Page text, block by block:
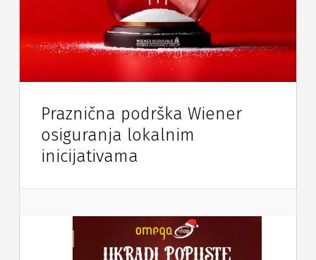
Praznična podrška Wiener
osiguranja lokalnim
inicijativama